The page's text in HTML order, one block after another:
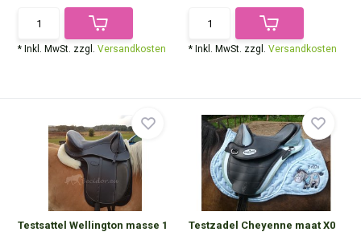
* Inkl. MwSt. zzgl.Versandkosten * Inkl. MwSt. zzgl. Versandkosten
Testsattel Wellington masse 1
Testzadel Cheyenne maat X0